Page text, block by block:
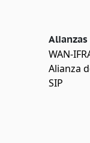
Alianzas
WAN-
Alianza
SIP